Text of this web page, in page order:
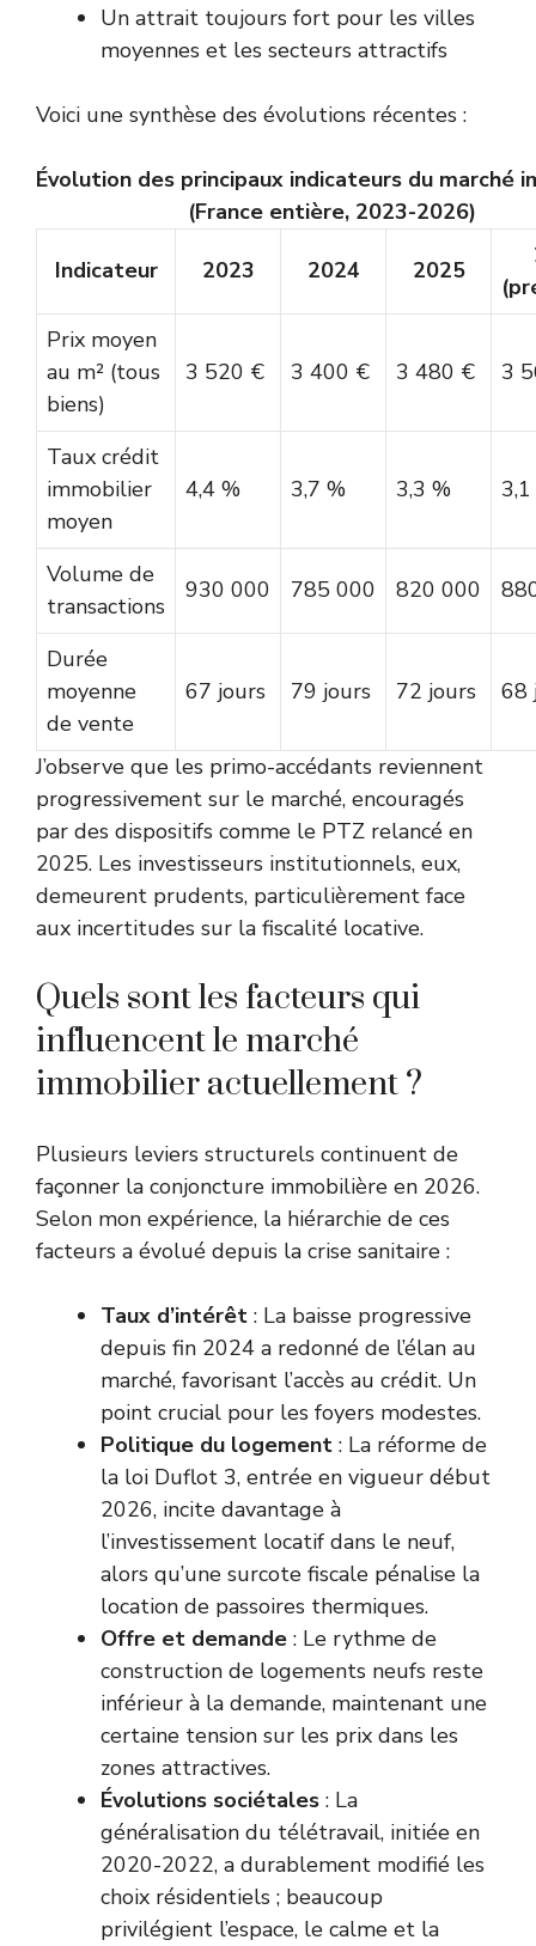
Un attrait toujours fort pour les villes
moyennes et les secteurs attractifs
Voici une synthèse des évolutions récentes :
Évolution des principaux indicateurs du marché
(France entière, 2023-2026)
Indicateur 2023 2024 2025
Prix moyen
au m² (tous
biens)
3 520 € 3 400 € 3 480 € 3
Taux crédit
immobilier
moyen
4,4 % 3,7 % 3,3 %
Volume de
transactions
930 000 785 000 820 000
Durée
moyenne
de vente
67 jours 79 jours 72 jours 68
J’observe que les primo-accédants reviennent
progressivement sur le marché, encouragés
par des dispositifs comme le PTZ relancé en
2025. Les investisseurs institutionnels, eux,
demeurent prudents, particulièrement face
aux incertitudes sur la fiscalité locative.
Quels sont les facteurs qui
influencent le marché
immobilier actuellement ?
Plusieurs leviers structurels continuent de
façonner la conjoncture immobilière en 2026.
Selon mon expérience, la hiérarchie de ces
facteurs a évolué depuis la crise sanitaire :
Taux d’intérêt : La baisse progressive
depuis fin 2024 a redonné de l’élan au
marché, favorisant l’accès au crédit. Un
point crucial pour les foyers modestes.
Politique du logement : La réforme de
la loi Duflot 3, entrée en vigueur début
2026, incite davantage à
l’investissement locatif dans le neuf,
alors qu’une surcote fiscale pénalise la
location de passoires thermiques.
Offre et demande : Le rythme de
construction de logements neufs reste
inférieur à la demande, maintenant une
certaine tension sur les prix dans les
zones attractives.
Évolutions sociétales : La
généralisation du télétravail, initiée en
2020-2022, a durablement modifié les
choix résidentiels ; beaucoup
privilégient l’espace, le calme et la